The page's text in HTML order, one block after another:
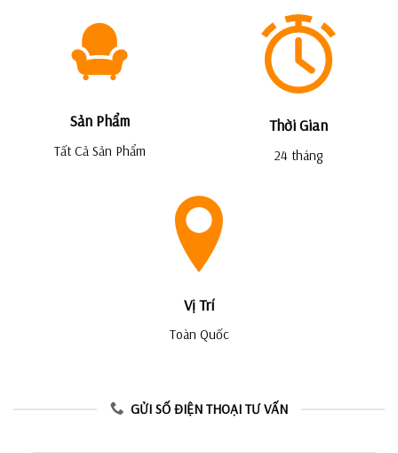
Sản Phẩm
Tất Cả Sản Phẩm
Thời Gian
24 tháng
Vị Trí
Toàn Quốc
GỬI SỐ ĐIỆN THOẠI TƯ VẤN